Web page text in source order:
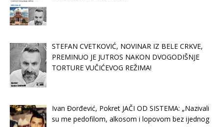
STEFAN CVETKOVIĆ, NOVINAR IZ BELE CRKVE,
PREMINUO JE JUTROS NAKON DVOGODIŠNJE
TORTURE VUČIĆEVOG REŽIMA!
Ivan Đorđević, Pokret JAČI OD SISTEMA: „Nazivali
su me pedofilom, alkosom i lopovom bez ijednog